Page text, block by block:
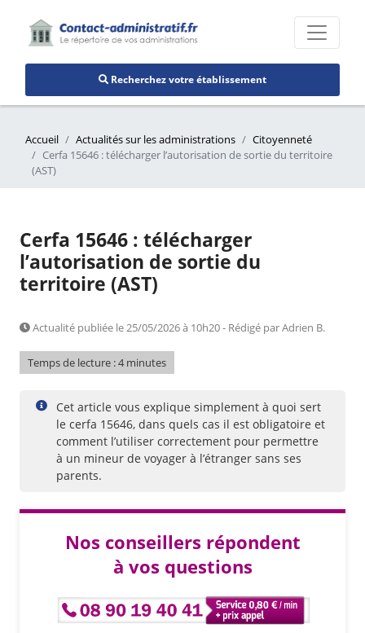
Recherchez votre établissement
Accueil Actualités sur les administrations
Citoyenneté
Cerfa 15646 : télécharger l’autorisation de sortie du territoire
(AST)
Cerfa 15646 : télécharger
l’autorisation de sortie du
territoire (AST)
Actualité publiée le 25/05/2026 à 10h20 - Rédigé par Adrien B.
Temps de lecture : 4 minutes
Cet article vous explique simplement à quoi sert
le cerfa 15646, dans quels cas il est obligatoire et
comment l’utiliser correctement pour permettre
à un mineur de voyager à l’étranger sans ses
parents.
Nos conseillers répondent
à vos questions